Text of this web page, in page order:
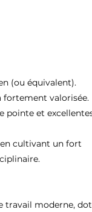
(ou équivalent).
fortement valorisée.
pointe et
cultivant un fort
travail moderne,